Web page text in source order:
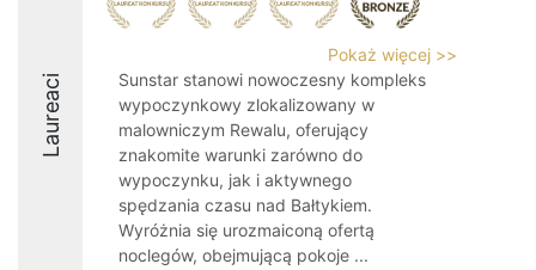
Laureaci
Pokaż więcej >>
Sunstar stanowi nowoczesny kompleks
wypoczynkowy zlokalizowany w
malowniczym Rewalu, oferujący
znakomite warunki zarówno do
wypoczynku, jak i aktywnego
spędzania czasu nad Bałtykiem.
Wyróżnia się urozmaiconą ofertą
noclegów, obejmującą pokoje ...